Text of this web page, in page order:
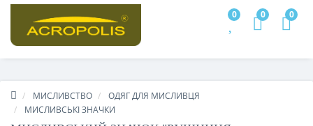
0 0 0
МИСЛИВСТВО
ОДЯГ ДЛЯ МИСЛИВЦЯ
МИСЛИВСЬКІ ЗНАЧКИ